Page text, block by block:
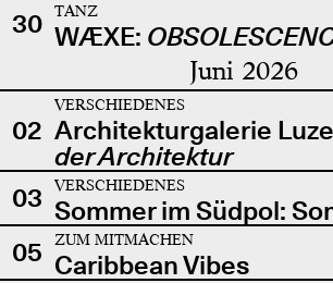
30
TANZ
WÆXE:
Juni 2026
02
VERSCHIEDENES
Architekturgalerie
der Architektur
03
VERSCHIEDENES
Sommer im Südpol:
05
ZUM MITMACHEN
Caribbean Vibes